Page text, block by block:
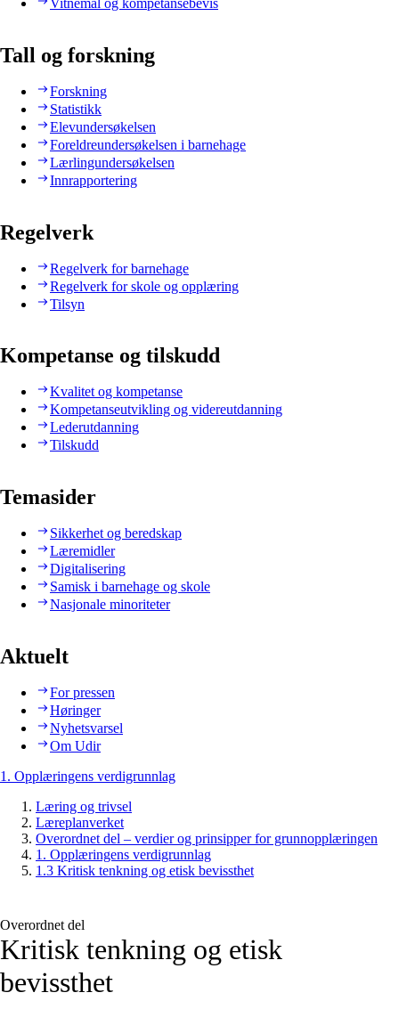
Tall og forskning
Forskning
Statistikk
Elevundersøkelsen
Foreldreundersøkelsen i barnehage
Lærlingundersøkelsen
Innrapportering
Regelverk
Regelverk for barnehage
Regelverk for skole og opplæring
Tilsyn
Kompetanse og tilskudd
Kvalitet og kompetanse
Kompetanseutvikling og videreutdanning
Lederutdanning
Tilskudd
Temasider
Sikkerhet og beredskap
Læremidler
Digitalisering
Samisk i barnehage og skole
Nasjonale minoriteter
Aktuelt
For pressen
Høringer
Nyhetsvarsel
Om Udir
1. Opplæringens verdigrunnlag
Læring og trivsel
Læreplanverket
Overordnet del – verdier og prinsipper for grunnopplæringen
1. Opplæringens verdigrunnlag
1.3 Kritisk tenkning og etisk bevissthet
Overordnet del
Kritisk tenkning og etisk
bevissthet